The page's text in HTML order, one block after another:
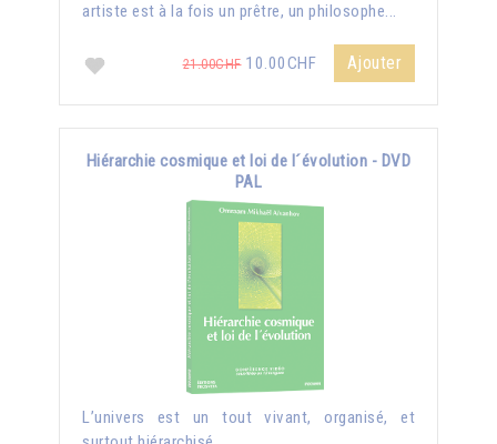
artiste est à la fois un prêtre, un philosophe...
21.00CHF10.00CHF Ajouter
Hiérarchie cosmique et loi de l´évolution - DVD
PAL
L’univers est un tout vivant, organisé, et